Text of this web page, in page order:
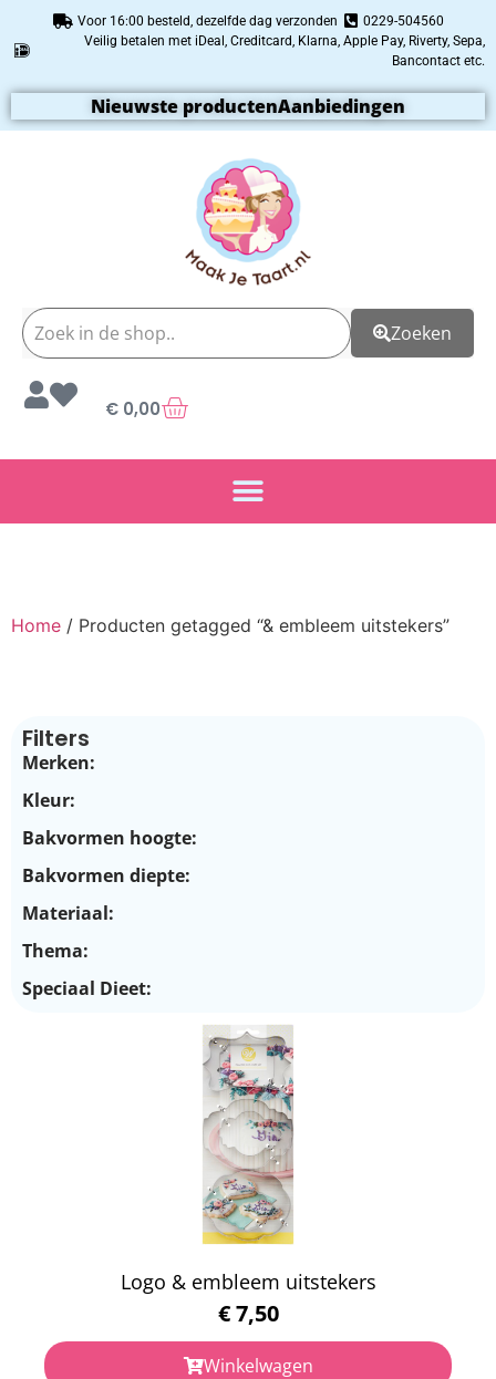
Voor 16:00 besteld, dezelfde dag verzonden
0229-504560
Veilig betalen met iDeal, Creditcard, Klarna, Apple Pay, Riverty, Sepa,
Bancontact etc.
Nieuwste productenAanbiedingen
Zoeken
€ 0,00
Home / Producten getagged “& embleem uitstekers”
Filters
Merken:
Kleur:
Bakvormen hoogte:
Bakvormen diepte:
Materiaal:
Thema:
Speciaal Dieet:
Logo & embleem uitstekers
€7,50
Winkelwagen